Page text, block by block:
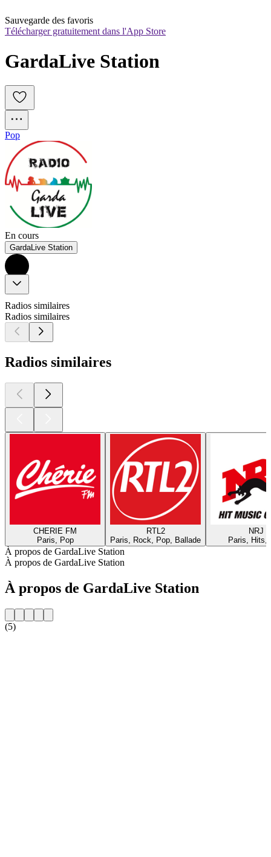
Sauvegarde des favoris
Télécharger gratuitement dans l'App Store
GardaLive Station
Pop
En cours
GardaLive Station
Radios similaires
Radios similaires
Radios similaires
CHERIE FM
Paris, Pop
RTL2
Paris, Rock, Pop, Ballade
NRJ
Paris, Hits,
À propos de GardaLive Station
À propos de GardaLive Station
À propos de GardaLive Station
(5)